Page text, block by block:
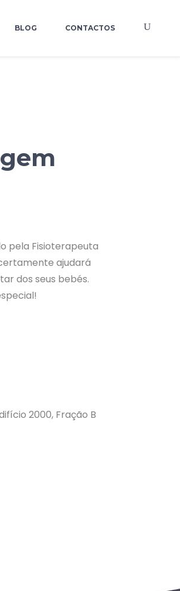
BLOG CONTACTOS
pela Fisioterapeuta
ajudará
dos seus bebés.
2000, Fração B